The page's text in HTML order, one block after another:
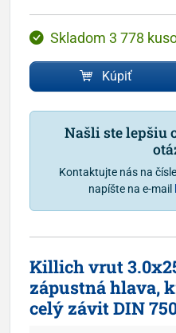
Skladom 3 778
Kúpiť
Našli ste lepšiu
Kontaktujte nás na čísle
napíšte na e-mail
Killich vrut
zápustná hlava,
celý závit DIN